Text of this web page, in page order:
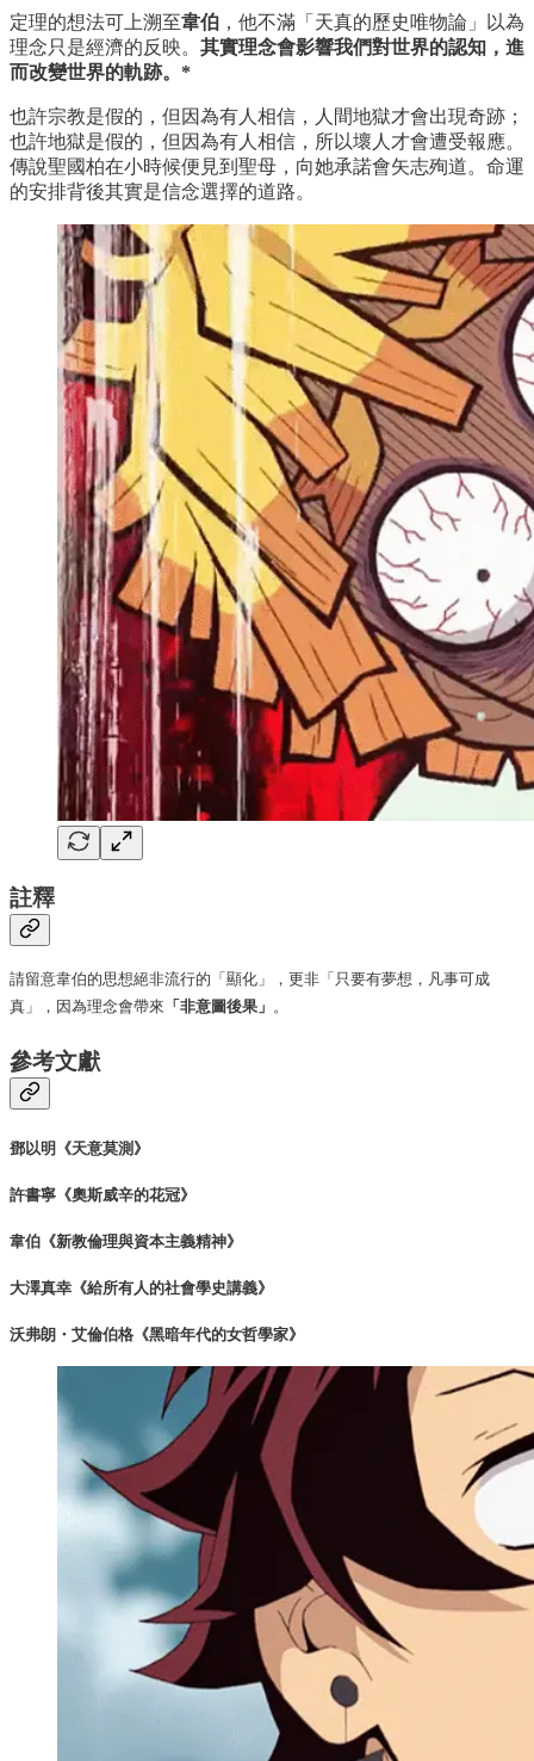
定理的想法可上溯至韋伯 ，他不滿「天真的歷史唯物論」以為
理念只是經濟的反映。 其實理念會影響我們對世界的認知，進
而改變世界的軌跡。*
也許宗教是假的，但因為有人相信，人間地獄才會出現奇跡；
也許地獄是假的，但因為有人相信，所以壞人才會遭受報應。
傳說聖國柏在小時候便見到聖母，向她承諾會矢志殉道。命運
的安排背後其實是信念選擇的道路。
註釋
請留意韋伯的思想絕非流行的「顯化」，更非「只要有夢想，凡事可成
真」，因為理念會帶來 「非意圖後果」 。
參考文獻
鄧以明《天意莫測》
許書寧《奧斯威辛的花冠》
韋伯《新教倫理與資本主義精神》
大澤真幸《給所有人的社會學史講義》
沃弗朗・艾倫伯格《黑暗年代的女哲學家》